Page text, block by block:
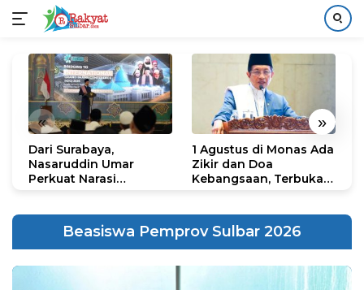
konten
« »
Dari Surabaya,
Nasaruddin Umar
Perkuat Narasi
1 Agustus di Monas Ada
Zikir dan Doa
Kebangsaan, Terbuka
Beasiswa Pemprov Sulbar 2026